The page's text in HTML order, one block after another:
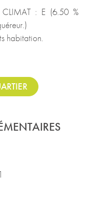
CLIMAT : E (6.50 %
habitation.